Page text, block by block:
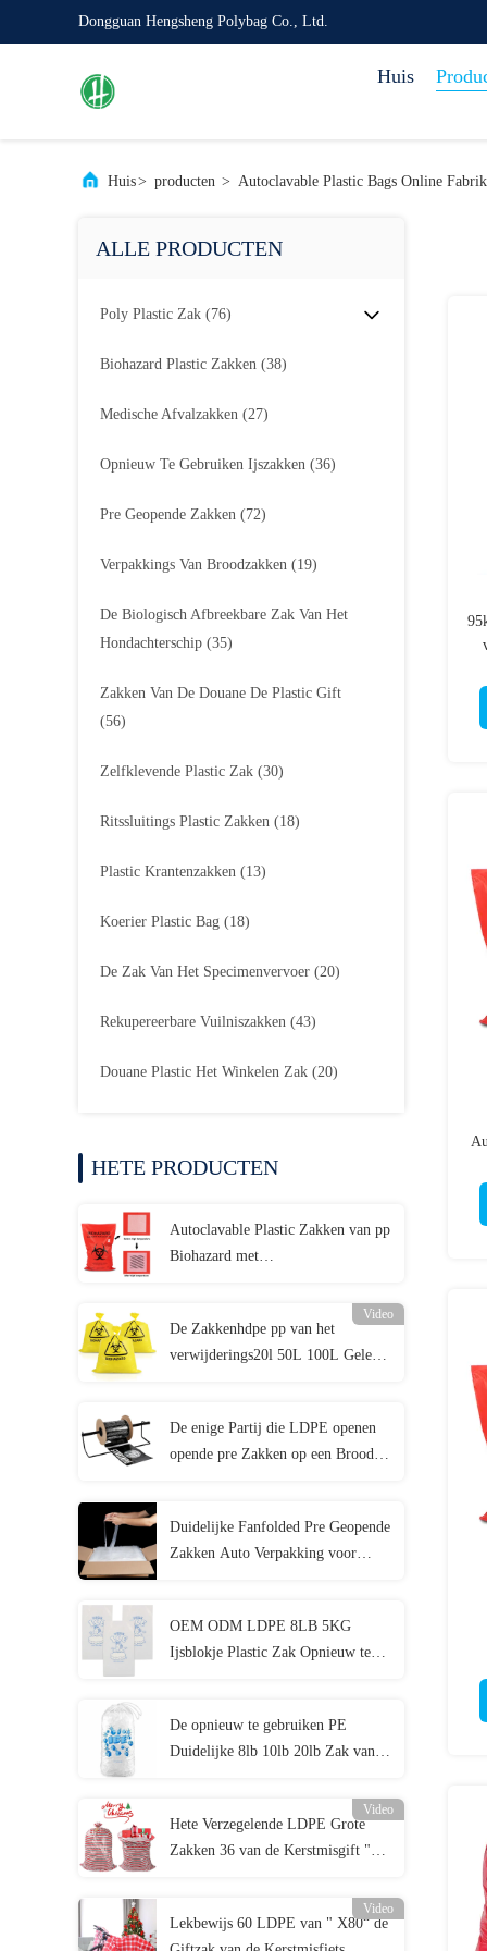
Dongguan Hengsheng Polybag Co., Ltd.
Huis
Huis> producten > Autoclavable Plastic Bags Online
ALLE PRODUCTEN
Poly Plastic Zak (76)
Biohazard Plastic Zakken (38)
Medische Afvalzakken (27)
Opnieuw Te Gebruiken Ijszakken (36)
Pre Geopende Zakken (72)
Verpakkings Van Broodzakken (19)
De Biologisch Afbreekbare Zak Van Het
Hondachterschip (35)
Zakken Van De Douane De Plastic Gift
(56)
Zelfklevende Plastic Zak (30)
Ritssluitings Plastic Zakken (18)
Plastic Krantenzakken (13)
Koerier Plastic Bag (18)
De Zak Van Het Specimenvervoer (20)
Rekupereerbare Vuilniszakken (43)
Douane Plastic Het Winkelen Zak (20)
HETE PRODUCTEN
Autoclavable Plastic Zakken van pp
Biohazard met
Video
De Zakkenhdpe pp van het
verwijderings20l 50L 100L Gele
De enige Partij die LDPE openen
opende pre Zakken op een Broodje
Duidelijke Fanfolded Pre Geopende
Zakken Auto Verpakking voor
OEM ODM LDPE 8LB 5KG
Ijsblokje Plastic Zak Opnieuw te
De opnieuw te gebruiken PE
Duidelijke 8lb 10lb 20lb Zak van
Video
Hete Verzegelende LDPE Grote
Zakken 36 van de Kerstmisgift "
Video
Lekbewijs 60 LDPE van " X80“ de